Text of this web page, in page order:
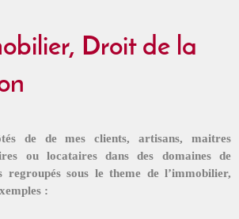
Droit de la
de de mes clients, artisans, maitres
ou
locataires dans des domaines de
regroupés sous le theme de l’immobilier,
: